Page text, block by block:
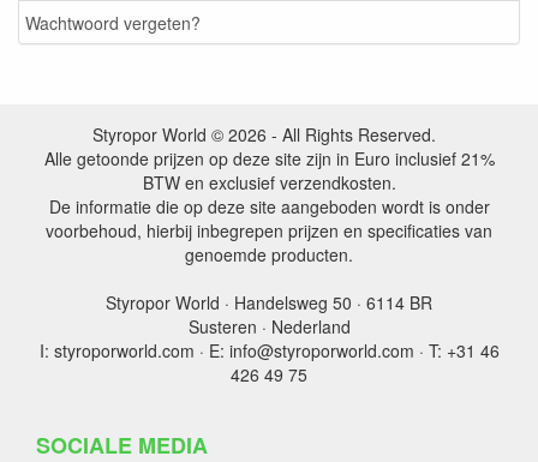
Wachtwoord vergeten?
Styropor World © 2026 - All Rights Reserved.
Alle getoonde prijzen op deze site zijn in Euro inclusief 21%
BTW en exclusief verzendkosten.
De informatie die op deze site aangeboden wordt is onder
voorbehoud, hierbij inbegrepen prijzen en specificaties van
genoemde producten.
Styropor World · Handelsweg 50 · 6114 BR
Susteren · Nederland
I: styroporworld.com · E: info@styroporworld.com · T: +31 46
426 49 75
SOCIALE MEDIA